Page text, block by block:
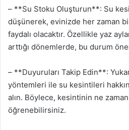
– **Su Stoku Oluşturun**: Su
düşünerek, evinizde her zaman
faydalı olacaktır. Özellikle yaz
arttığı dönemlerde, bu durum
– **Duyuruları Takip Edin**:
yöntemleri ile su kesintileri
alın. Böylece, kesintinin ne
öğrenebilirsiniz.